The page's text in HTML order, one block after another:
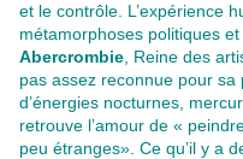
et le contrôle. L’expérience
métamorphoses politiques
Abercrombie , Reine des
pas assez reconnue pour
d’énergies nocturnes,
retrouve l’amour de «
peu étranges». Ce qu’il y a